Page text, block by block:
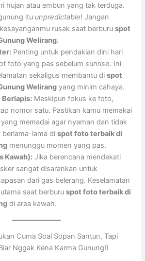
hujan atau embun yang tak terduga.
itu unpredictable! Jangan
kesayanganmu rusak saat berburuspot
Welirang.
Penting untuk pendakian dini hari
foto yang pas sebelumsunrise. Ini
sekaligus membantu dispot
Welirang yang minim cahaya.
Berlapis: Meskipun fokus ke foto,
nomor satu. Pastikan kamu memakai
memadai agar nyaman dan tidak
berlama-lama dispot foto terbaik di
menunggu momen yang pas.
Kawah): Jika berencana mendekati
sangat disarankan untuk
dari gas belerang. Keselamatan
saat berburuspot foto terbaik di
di area kawah.
Cuma Soal Sopan Santun, Tapi
Nggak Kena Karma Gunung!)